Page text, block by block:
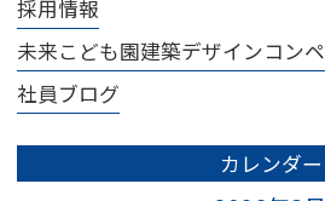
採用情報
未来こども園建築デザインコンペ
社員ブログ
カレンダー